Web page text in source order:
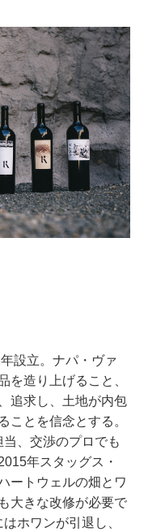
設立。ナパ・ヴァ
を造り上げること、
追求し、土地が内包
ことを信念とする。
、交渉のプロでも
年スタッグス・
ートウェルの畑とワ
大きな改修が必要で
ホワンが引退し、